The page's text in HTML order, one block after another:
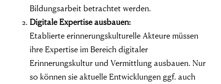
Bildungsarbeit betrachtet werden.
Digitale Expertise ausbauen:
Etablierte erinnerungskulturelle Akteure müssen
ihre Expertise im Bereich digitaler
Erinnerungskultur und Vermittlung ausbauen. Nur
so können sie aktuelle Entwicklungen ggf. auch